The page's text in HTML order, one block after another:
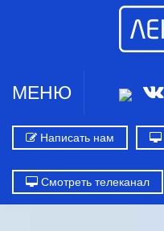
МЕНЮ
Написать нам
Смотреть телеканал